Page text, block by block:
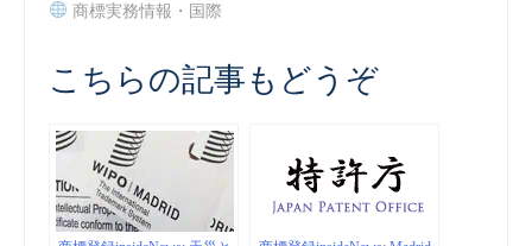
商標実務情報・国際
こちらの記事もどうぞ